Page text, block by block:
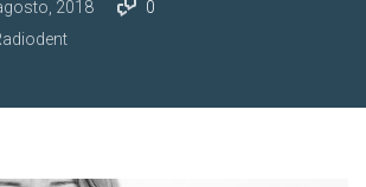
2018
0